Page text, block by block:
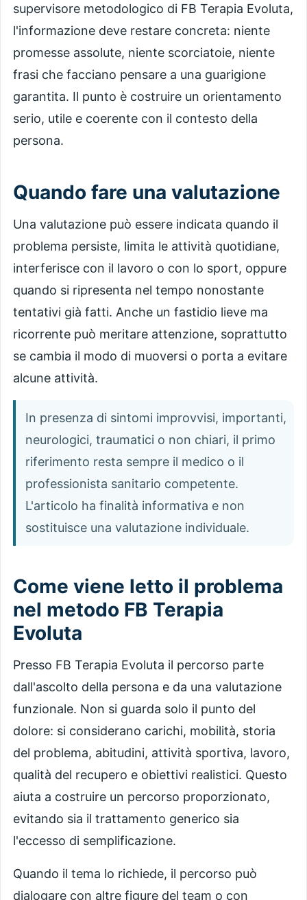
supervisore metodologico di FB Terapia Evoluta,
l'informazione deve restare concreta: niente
promesse assolute, niente scorciatoie, niente
frasi che facciano pensare a una guarigione
garantita. Il punto è costruire un orientamento
serio, utile e coerente con il contesto della
persona.
Quando fare una valutazione
Una valutazione può essere indicata quando il
problema persiste, limita le attività quotidiane,
interferisce con il lavoro o con lo sport, oppure
quando si ripresenta nel tempo nonostante
tentativi già fatti. Anche un fastidio lieve ma
ricorrente può meritare attenzione, soprattutto
se cambia il modo di muoversi o porta a evitare
alcune attività.
In presenza di sintomi improvvisi, importanti,
neurologici, traumatici o non chiari, il primo
riferimento resta sempre il medico o il
professionista sanitario competente.
L'articolo ha finalità informativa e non
sostituisce una valutazione individuale.
Come viene letto il problema
nel metodo FB Terapia
Evoluta
Presso FB Terapia Evoluta il percorso parte
dall'ascolto della persona e da una valutazione
funzionale. Non si guarda solo il punto del
dolore: si considerano carichi, mobilità, storia
del problema, abitudini, attività sportiva, lavoro,
qualità del recupero e obiettivi realistici. Questo
aiuta a costruire un percorso proporzionato,
evitando sia il trattamento generico sia
l'eccesso di semplificazione.
Quando il tema lo richiede, il percorso può
dialogare con altre figure del team o con